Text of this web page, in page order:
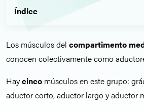
Índice
Los músculos del compartimento
conocen colectivamente como
Haycinco músculos en este grupo:
aductor corto, aductor largo y aductor